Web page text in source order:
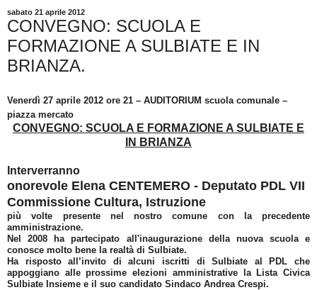
sabato 21 aprile 2012
CONVEGNO: SCUOLA E
FORMAZIONE A SULBIATE E IN
BRIANZA.
Venerdì 27 aprile 2012 ore 21 – AUDITORIUM scuola comunale –
piazza mercato
CONVEGNO: SCUOLA E FORMAZIONE A SULBIATE E
IN BRIANZA
Interverranno
onorevole Elena CENTEMERO - Deputato PDL VII
Commissione Cultura, Istruzione
più volte presente nel nostro comune con la precedente
amministrazione.
Nel 2008 ha partecipato all'inaugurazione della nuova scuola e
conosce molto bene la realtà di Sulbiate.
Ha risposto all’invito di alcuni iscritti di Sulbiate al PDL che
appoggiano alle prossime elezioni amministrative la Lista Civica
Sulbiate Insieme e il suo candidato Sindaco Andrea Crespi.